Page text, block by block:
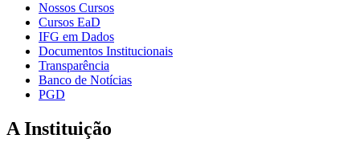
Nossos Cursos
Cursos EaD
IFG em Dados
Documentos Institucionais
Transparência
Banco de Notícias
PGD
A Instituição